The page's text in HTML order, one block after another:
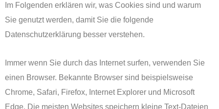
Im Folgenden erklären wir, was Cookies sind und warum
Sie genutzt werden, damit Sie die folgende
Datenschutzerklärung besser verstehen.
Immer wenn Sie durch das Internet surfen, verwenden Sie
einen Browser. Bekannte Browser sind beispielsweise
Chrome, Safari, Firefox, Internet Explorer und Microsoft
Edge. Die meisten Websites speichern kleine Text-Dateien